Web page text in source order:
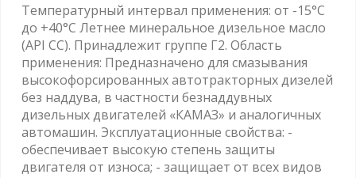
Температурный интервал применения: от -15°C
до +40°C Летнее минеральное дизельное масло
(API CC). Принадлежит группе Г2. Область
применения: Предназначено для смазывания
высокофорсированных автотракторных дизелей
без наддува, в частности безнаддувных
дизельных двигателей «КАМАЗ» и аналогичных
автомашин. Эксплуатационные свойства: -
обеспечивает высокую степень защиты
двигателя от износа; - защищает от всех видов